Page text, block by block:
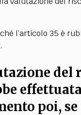
l’articolo 35 è
del
poi,